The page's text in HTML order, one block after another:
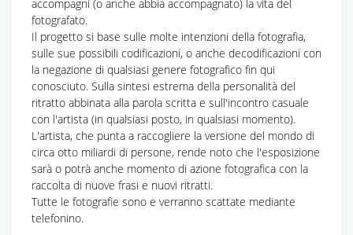
accompagni (o anche abbia accompagnato) la vita del
fotografato.
Il progetto si base sulle molte intenzioni della fotografia,
sulle sue possibili codificazioni, o anche decodificazioni con
la negazione di qualsiasi genere fotografico fin qui
conosciuto. Sulla sintesi estrema della personalità del
ritratto abbinata alla parola scritta e sull'incontro casuale
con l'artista (in qualsiasi posto, in qualsiasi momento).
L'artista, che punta a raccogliere la versione del mondo di
circa otto miliardi di persone, rende noto che l'esposizione
sarà o potrà anche momento di azione fotografica con la
raccolta di nuove frasi e nuovi ritratti.
Tutte le fotografie sono e verranno scattate mediante
telefonino.